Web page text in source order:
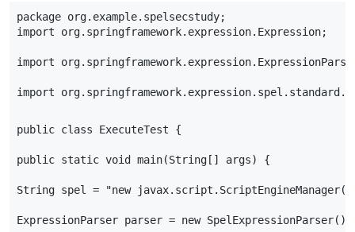
package org. example. spelsecstudy;
import
org. springframework. expression. Expression;
import org. springframework. expression.
import org. springframework. expression. spel . standard .
public class ExecuteTest {
public static void main(String [] args) {
String spel = "new
ExpressionParser parser = new SpelExpressionParser();